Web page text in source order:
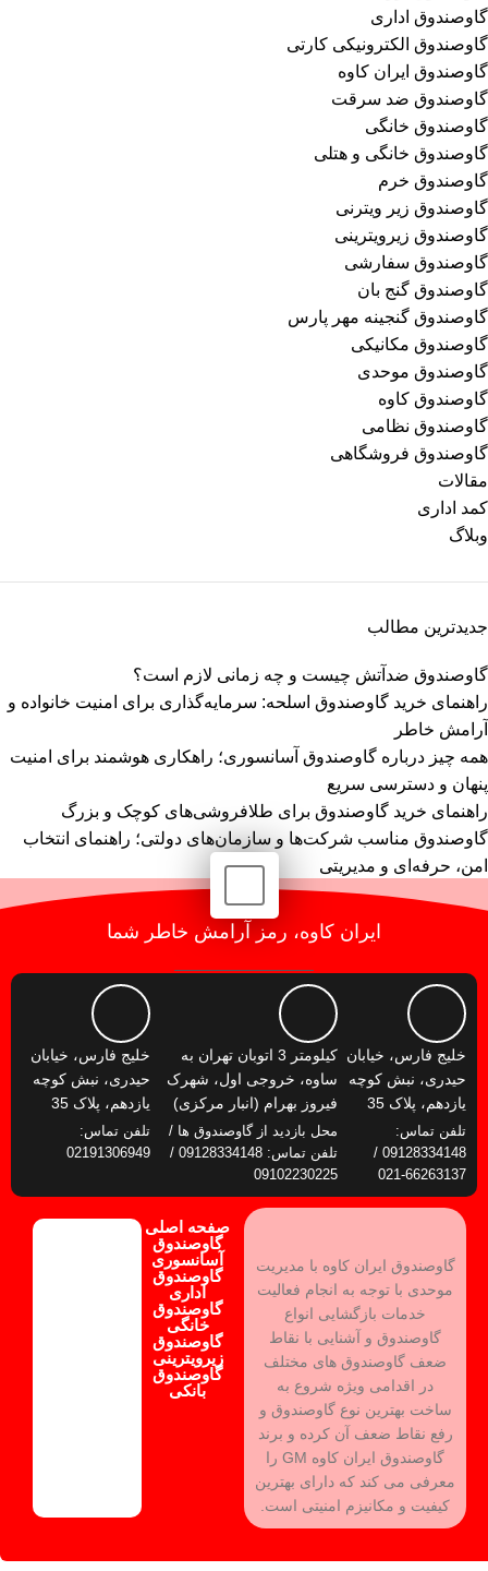
گاوصندوق اداری
گاوصندوق الکترونیکی کارتی
گاوصندوق ایران کاوه
گاوصندوق ضد سرقت
گاوصندوق خانگی
گاوصندوق خانگی و هتلی
گاوصندوق خرم
گاوصندوق زیر ویترنی
گاوصندوق زیرویترینی
گاوصندوق سفارشی
گاوصندوق گنج بان
گاوصندوق گنجینه مهر پارس
گاوصندوق مکانیکی
گاوصندوق موحدی
گاوصندوق کاوه
گاوصندوق نظامی
گاوصندوق فروشگاهی
مقالات
کمد اداری
وبلاگ
جدیدترین مطالب
گاوصندوق ضدآتش چیست و چه زمانی لازم است؟
راهنمای خرید گاوصندوق اسلحه: سرمایه‌گذاری برای امنیت خانواده و
آرامش خاطر
همه چیز درباره گاوصندوق آسانسوری؛ راهکاری هوشمند برای امنیت
پنهان و دسترسی سریع
راهنمای خرید گاوصندوق برای طلافروشی‌های کوچک و بزرگ
گاوصندوق مناسب شرکت‌ها و سازمان‌های دولتی؛ راهنمای انتخاب
امن، حرفه‌ای و مدیریتی
ایران کاوه، رمز آرامش خاطر شما
خلیج فارس، خیابان
حیدری، نبش کوچه
یازدهم، پلاک 35
تلفن تماس:
09128334148 /
66263137-021
کیلومتر 3 اتوبان تهران به
ساوه، خروجی اول، شهرک
فیروز بهرام (انبار مرکزی)
محل بازدید از گاوصندوق ها /
تلفن تماس: 09128334148 /
09102230225
خلیج فارس، خیابان
حیدری، نبش کوچه
یازدهم، پلاک 35
تلفن تماس:
02191306949
گاوصندوق ایران کاوه با مدیریت
موحدی با توجه به انجام فعالیت
خدمات بازگشایی انواع
گاوصندوق و آشنایی با نقاط
ضعف گاوصندوق های مختلف
در اقدامی ویژه شروع به
ساخت بهترین نوع گاوصندوق و
رفع نقاط ضعف آن کرده و برند
گاوصندوق ایران کاوه GM را
معرفی می کند که دارای بهترین
کیفیت و مکانیزم امنیتی است.
صفحه اصلی
گاوصندوق
آسانسوری
گاوصندوق
اداری
گاوصندوق
خانگی
گاوصندوق
زیرویترینی
گاوصندوق
بانکی